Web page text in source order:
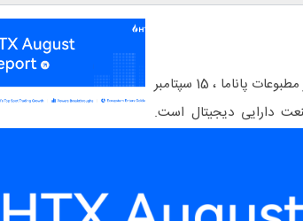
این محتوا توسط یک اسپانسر تهیه شده است. انتشار مطبوعات پاناما ، 15 سپتامبر
دارایی دیجیتال است.